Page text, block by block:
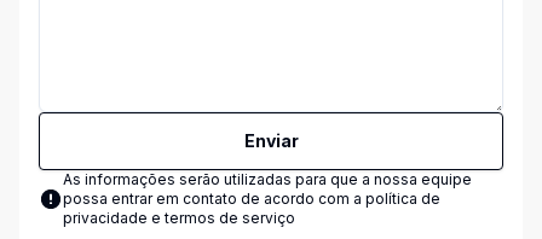
Enviar
As informações serão utilizadas para que a nossa equipe
possa entrar em contato de acordo com a política de
privacidade e termos de serviço